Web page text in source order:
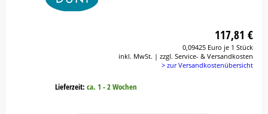
117,81 €
0,09425 Euro je 1 Stück
inkl. MwSt. | zzgl. Service- & Versandkosten
> zur Versandkostenübersicht
Lieferzeit: ca. 1 - 2 Wochen